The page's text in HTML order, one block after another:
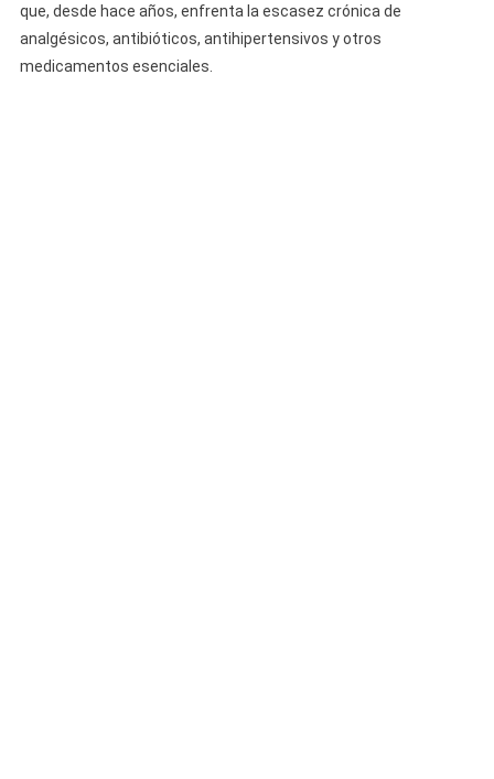
que, desde hace años, enfrenta la escasez crónica de
analgésicos, antibióticos, antihipertensivos y otros
medicamentos esenciales.